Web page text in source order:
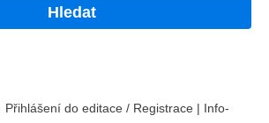
Hledat
Přihlášení do editace / Registrace | Info-